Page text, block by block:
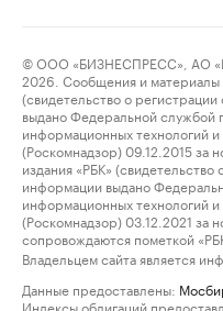
© ООО «БИЗНЕСПРЕСС», АО
2026. Сообщения и материалы
(свидетельство о
выдано Федеральной службой
информационных технологий
(Роскомнадзор) 09.12.2015
издания «РБК»
информации выдано
информационных технологий
(Роскомнадзор) 03.12.2021
сопровождаются пометкой
Владельцем сайта является
Данные предоставлены:
Индексы облигаций